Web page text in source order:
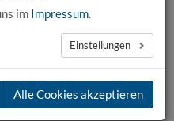
und Kultur zu Gast an
im Impressum.
Einstellungen
Alle Cookies akzeptieren